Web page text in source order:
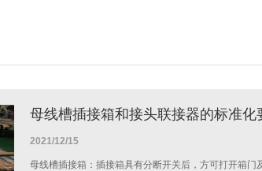
母线槽插接箱和接头联接器的标准化
2021/12/15
母线槽插接箱：插接箱具有分断开关后，方可打开箱